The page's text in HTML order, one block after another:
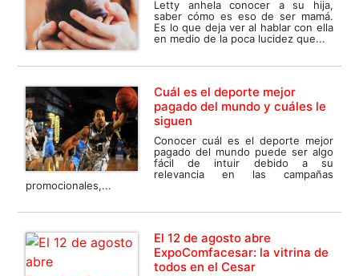
Letty anhela conocer a su hija,
saber cómo es eso de ser mamá.
Es lo que deja ver al hablar con ella
en medio de la poca lucidez que...
Cuál es el deporte mejor
pagado del mundo y cuáles le
siguen
Conocer cuál es el deporte mejor
pagado del mundo puede ser algo
fácil de intuir debido a su
relevancia en las campañas
promocionales,...
El 12 de agosto abre
ExpoComfacesar: la vitrina de
todos en el Cesar